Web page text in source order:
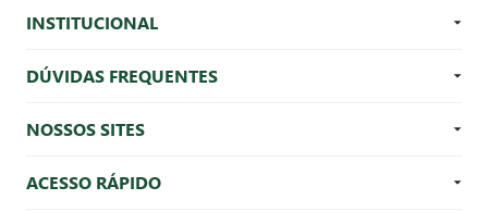
INSTITUCIONAL
DÚVIDAS FREQUENTES
NOSSOS SITES
ACESSO RÁPIDO